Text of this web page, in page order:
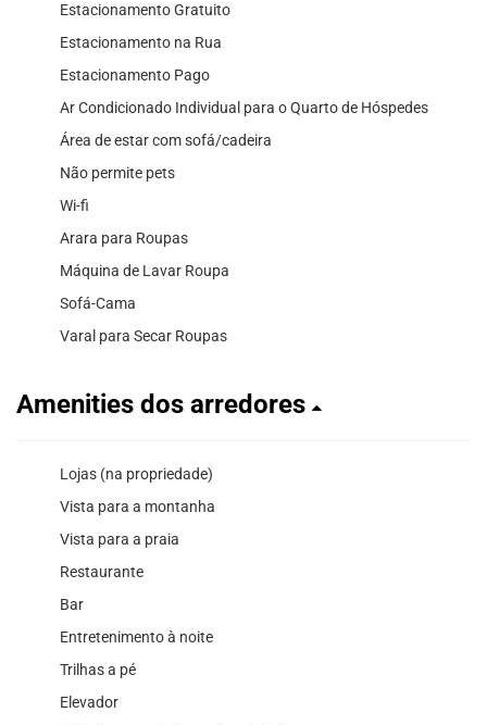
Estacionamento Gratuito
Estacionamento na Rua
Estacionamento Pago
Ar Condicionado Individual para o Quarto de Hóspedes
Área de estar com sofá/cadeira
Não permite pets
Wi-fi
Arara para Roupas
Máquina de Lavar Roupa
Sofá-Cama
Varal para Secar Roupas
Amenities dos arredores
Lojas (na propriedade)
Vista para a montanha
Vista para a praia
Restaurante
Bar
Entretenimento à noite
Trilhas a pé
Elevador